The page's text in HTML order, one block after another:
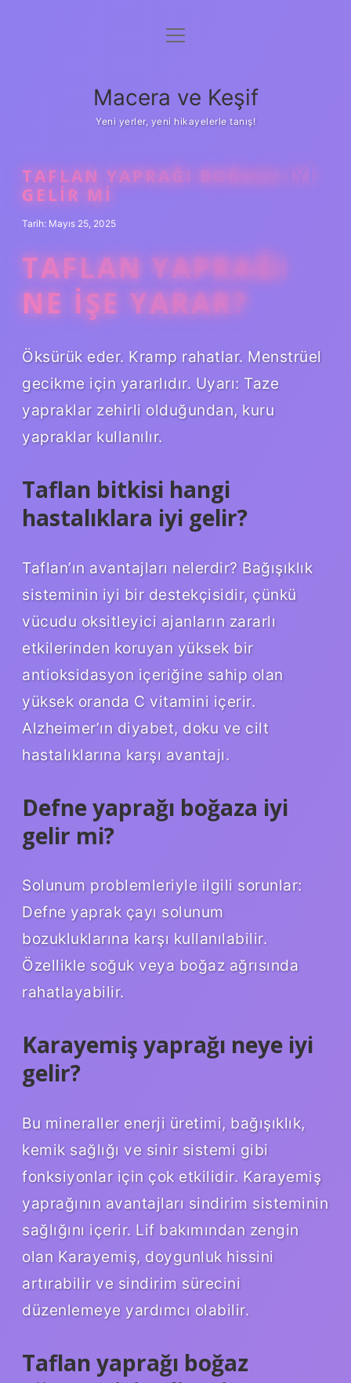
Anasayfa
Yasal Uyarı
menüyü
Macera ve Keşif
Yeni yerler, yeni hikayelerle tanış!
TAFLAN YAPRAĞI BOĞAZA IYI
GELIR MI
Tarih: Mayıs 25, 2025
TAFLAN YAPRAĞI
NE IŞE YARAR?
Öksürük eder. Kramp rahatlar. Menstrüel
gecikme için yararlıdır. Uyarı: Taze
yapraklar zehirli olduğundan, kuru
yapraklar kullanılır.
Taflan bitkisi hangi
hastalıklara iyi gelir?
Taflan’ın avantajları nelerdir? Bağışıklık
sisteminin iyi bir destekçisidir, çünkü
vücudu oksitleyici ajanların zararlı
etkilerinden koruyan yüksek bir
antioksidasyon içeriğine sahip olan
yüksek oranda C vitamini içerir.
Alzheimer’ın diyabet, doku ve cilt
hastalıklarına karşı avantajı.
Defne yaprağı boğaza iyi
gelir mi?
Solunum problemleriyle ilgili sorunlar:
Defne yaprak çayı solunum
bozukluklarına karşı kullanılabilir.
Özellikle soğuk veya boğaz ağrısında
rahatlayabilir.
Karayemiş yaprağı neye iyi
gelir?
Bu mineraller enerji üretimi, bağışıklık,
kemik sağlığı ve sinir sistemi gibi
fonksiyonlar için çok etkilidir. Karayemiş
yaprağının avantajları sindirim sisteminin
sağlığını içerir. Lif bakımından zengin
olan Karayemiş, doygunluk hissini
artırabilir ve sindirim sürecini
düzenlemeye yardımcı olabilir.
Taflan yaprağı boğaz